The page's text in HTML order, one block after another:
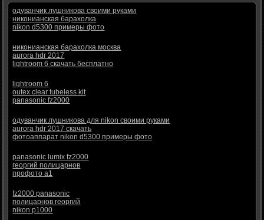
одуванчик лушникова своими руками
никонианская барахолка
nikon d5300 примеры фото
никонианская барахолка москва
aurora hdr 2017
lightroom 6 скачать бесплатно
lightroom 6
outex clear tubeless kit
panasonic fz2000
одуванчик лушникова для nikon своими руками
aurora hdr 2017 скачать
фотоаппарат nikon d5300 примеры фото
panasonic lumix fz2000
георгий полицарнов
профото а1
fz2000 panasonic
полицарнов георгий
nikon p1000